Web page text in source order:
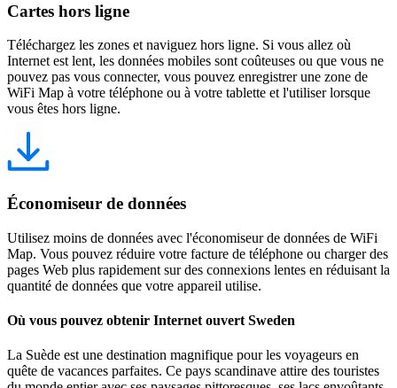
Cartes hors ligne
Téléchargez les zones et naviguez hors ligne. Si vous allez où
Internet est lent, les données mobiles sont coûteuses ou que vous ne
pouvez pas vous connecter, vous pouvez enregistrer une zone de
WiFi Map à votre téléphone ou à votre tablette et l'utiliser lorsque
vous êtes hors ligne.
Économiseur de données
Utilisez moins de données avec l'économiseur de données de WiFi
Map. Vous pouvez réduire votre facture de téléphone ou charger des
pages Web plus rapidement sur des connexions lentes en réduisant la
quantité de données que votre appareil utilise.
Où vous pouvez obtenir Internet ouvert Sweden
La Suède est une destination magnifique pour les voyageurs en
quête de vacances parfaites. Ce pays scandinave attire des touristes